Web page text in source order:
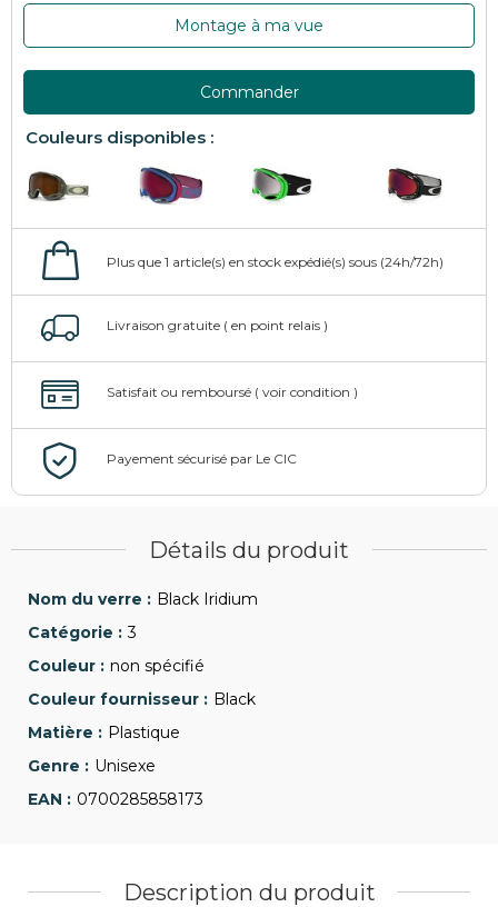
Montage à ma vue
Commander
Détails du produit
Black Iridium
3
non spécifié
Black
Plastique
Unisexe
0700285858173
Description du produit